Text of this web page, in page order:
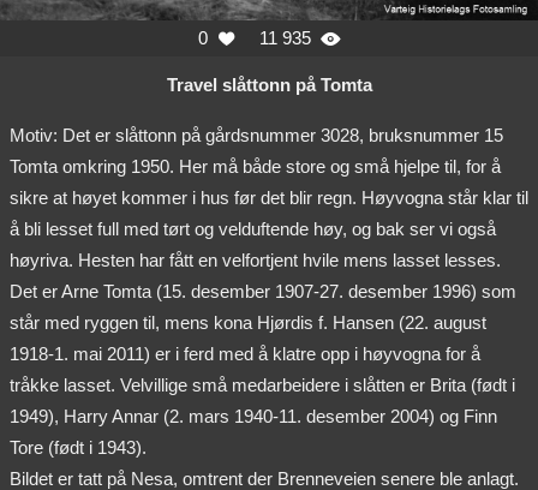
0  11 935 
Travel slåttonn på Tomta
Motiv: Det er slåttonn på gårdsnummer 3028, bruksnummer 15
Tomta omkring 1950. Her må både store og små hjelpe til, for å
sikre at høyet kommer i hus før det blir regn. Høyvogna står klar til
å bli lesset full med tørt og velduftende høy, og bak ser vi også
høyriva. Hesten har fått en velfortjent hvile mens lasset lesses.
Det er Arne Tomta (15. desember 1907-27. desember 1996) som
står med ryggen til, mens kona Hjørdis f. Hansen (22. august
1918-1. mai 2011) er i ferd med å klatre opp i høyvogna for å
tråkke lasset. Velvillige små medarbeidere i slåtten er Brita (født i
1949), Harry Annar (2. mars 1940-11. desember 2004) og Finn
Tore (født i 1943).
Bildet er tatt på Nesa, omtrent der Brenneveien senere ble anlagt.